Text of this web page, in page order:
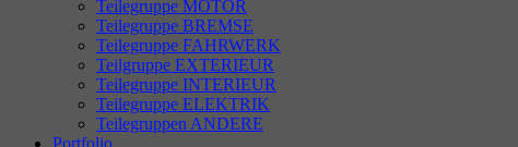
Teilegruppe MOTOR
Teilegruppe BREMSE
Teilegruppe FAHRWERK
Teilgruppe EXTERIEUR
Teilegruppe INTERIEUR
Teilegruppe ELEKTRIK
Teilegruppen ANDERE